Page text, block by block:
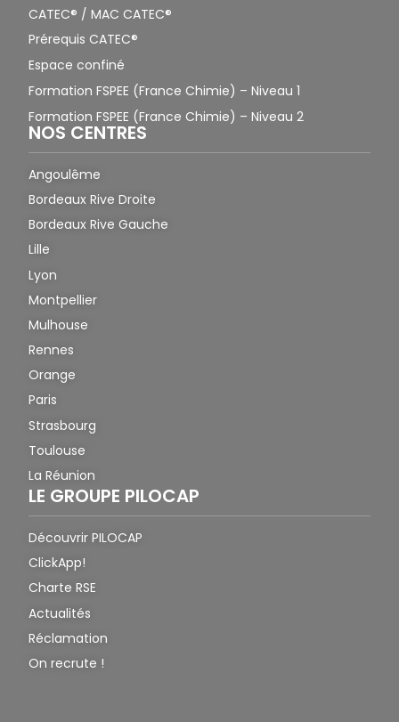
CATEC® / MAC CATEC®
Prérequis CATEC®
Espace confiné
Formation FSPEE (France Chimie) – Niveau 1
Formation FSPEE (France Chimie) – Niveau 2
NOS CENTRES
Angoulême
Bordeaux Rive Droite
Bordeaux Rive Gauche
Lille
Lyon
Montpellier
Mulhouse
Rennes
Orange
Paris
Strasbourg
Toulouse
La Réunion
LE GROUPE PILOCAP
Découvrir PILOCAP
ClickApp!
Charte RSE
Actualités
Réclamation
On recrute !